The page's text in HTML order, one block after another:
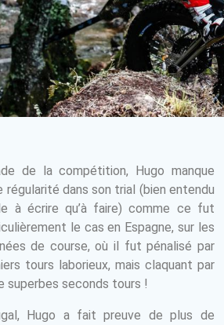
de la compétition, Hugo manque
régularité dans son trial (bien entendu
à écrire qu’à faire) comme ce fut
le cas en Espagne, sur les
de course, où il fut pénalisé par
tours laborieux, mais claquant par
superbes seconds tours !
Hugo a fait preuve de plus de